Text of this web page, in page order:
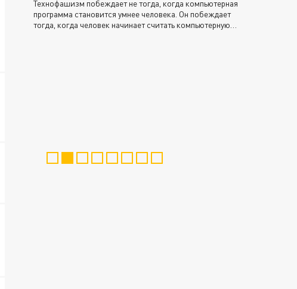
Технофашизм побеждает не тогда, когда компьютерная
программа становится умнее человека. Он побеждает
тогда, когда человек начинает считать компьютерную